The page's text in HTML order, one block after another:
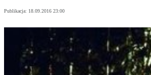
Publikacja: 18.09.2016 23:00